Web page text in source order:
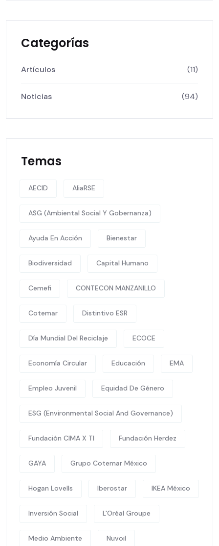
Categorías
Artículos (11)
Noticias (94)
Temas
AECID AliaRSE
ASG (Ambiental Social Y Gobernanza)
Ayuda En Acción Bienestar
Biodiversidad Capital Humano
Cemefi CONTECON MANZANILLO
Cotemar Distintivo ESR
Día Mundial Del Reciclaje ECOCE
Economía Circular Educación EMA
Empleo Juvenil Equidad De Género
ESG (Environmental Social And Governance)
Fundación CIMA X TI Fundación Herdez
GAYA Grupo Cotemar México
Hogan Lovells Iberostar IKEA México
Inversión Social L'Oréal Groupe
Medio Ambiente Nuvoil